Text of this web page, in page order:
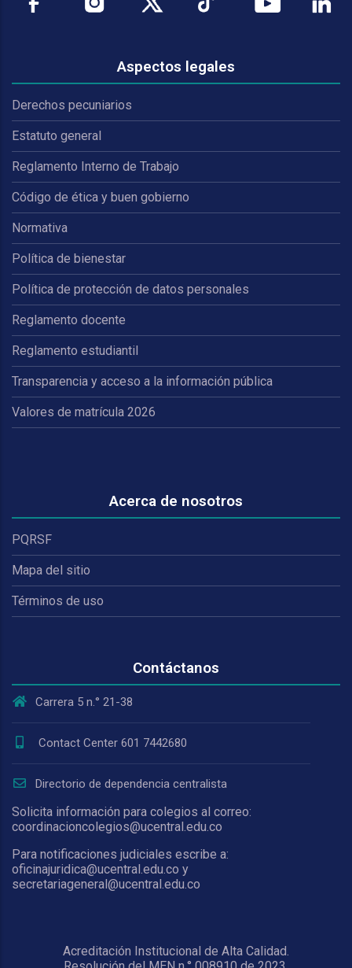
Aspectos legales
Derechos pecuniarios
Estatuto general
Reglamento Interno de Trabajo
Código de ética y buen gobierno
Normativa
Política de bienestar
Política de protección de datos personales
Reglamento docente
Reglamento estudiantil
Transparencia y acceso a la información pública
Valores de matrícula 2026
Acerca de nosotros
PQRSF
Mapa del sitio
Términos de uso
Contáctanos
Carrera 5 n.° 21-38
Contact Center 601 7442680
Directorio de dependencia centralista
Solicita información para colegios al correo:
coordinacioncolegios@ucentral.edu.co
Para notificaciones judiciales escribe a:
oficinajuridica@ucentral.edu.co y
secretariageneral@ucentral.edu.co
Acreditación Institucional de Alta Calidad.